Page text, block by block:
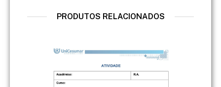
PRODUTOS RELACIONADOS